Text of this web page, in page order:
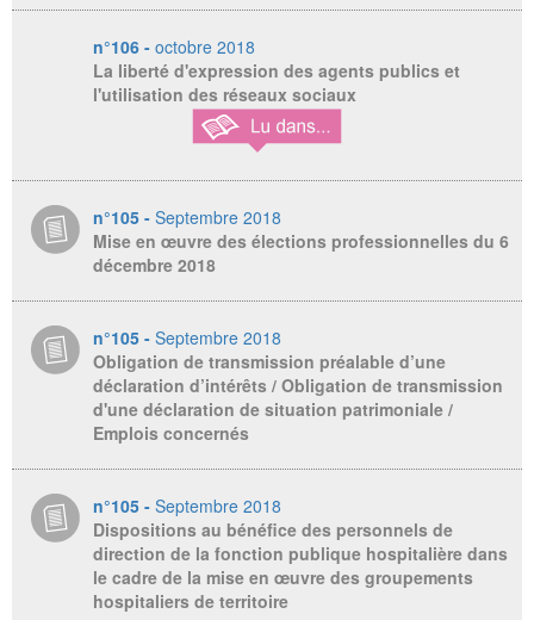
n°106 - octobre 2018
La liberté d'expression des agents publics et
l'utilisation des réseaux sociaux
n°105 - Septembre 2018
Mise en œuvre des élections professionnelles du 6
décembre 2018
n°105 - Septembre 2018
Obligation de transmission préalable d’une
déclaration d’intérêts / Obligation de transmission
d'une déclaration de situation patrimoniale /
Emplois concernés
n°105 - Septembre 2018
Dispositions au bénéfice des personnels de
direction de la fonction publique hospitalière dans
le cadre de la mise en œuvre des groupements
hospitaliers de territoire